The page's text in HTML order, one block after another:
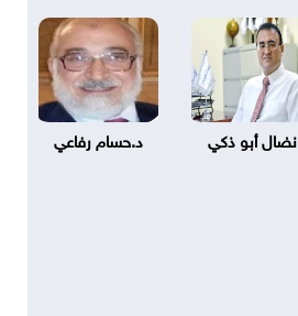
نضال أبو ذكي د.حسام رفاعي